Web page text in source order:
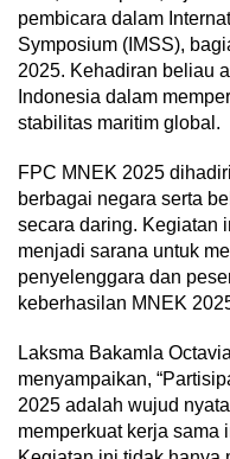
pembicara dalam
Symposium (IMSS),
2025. Kehadiran beliau
Indonesia dalam
stabilitas maritim global.
FPC MNEK 2025
berbagai negara serta
secara daring. Kegiatan
menjadi sarana untuk
penyelenggara dan
keberhasilan MNEK
Laksma Bakamla
menyampaikan,
2025 adalah wujud
memperkuat kerja sama